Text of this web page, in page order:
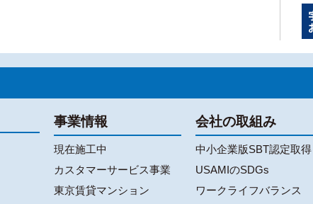
事業情報
現在施工中
カスタマーサービス事業
東京賃貸マンション
会社の取組み
中小企業版SBT認定取得
USAMIのSDGs
ワークライフバランス